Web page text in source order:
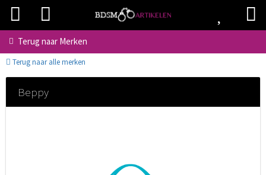
Terug naar Merken
Terug naar alle merken
Beppy